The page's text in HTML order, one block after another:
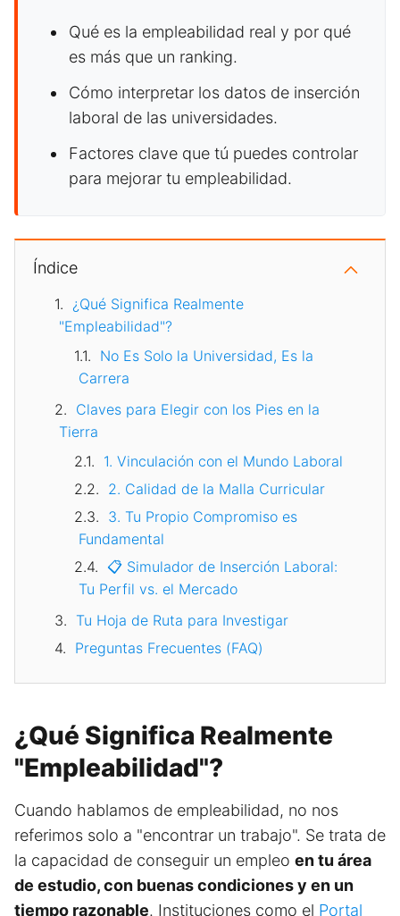
Qué es la empleabilidad real y por qué
es más que un ranking.
Cómo interpretar los datos de inserción
laboral de las universidades.
Factores clave que tú puedes controlar
para mejorar tu empleabilidad.
Índice
¿Qué Significa Realmente
"Empleabilidad"?
No Es Solo la Universidad, Es la
Carrera
Claves para Elegir con los Pies en la
Tierra
1. Vinculación con el Mundo Laboral
2. Calidad de la Malla Curricular
3. Tu Propio Compromiso es
Fundamental
📋 Simulador de Inserción Laboral:
Tu Perfil vs. el Mercado
Tu Hoja de Ruta para Investigar
Preguntas Frecuentes (FAQ)
¿Qué Significa Realmente
"Empleabilidad"?
Cuando hablamos de empleabilidad, no nos
referimos solo a "encontrar un trabajo". Se trata de
la capacidad de conseguir un empleo en tu área
de estudio, con buenas condiciones y en un
tiempo razonable. Instituciones como el Portal